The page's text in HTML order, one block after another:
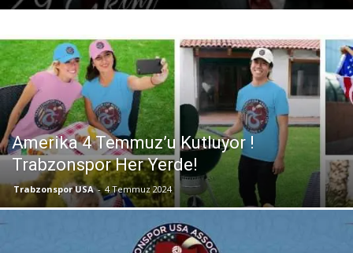
Amerika 4 Temmuz’u Kutluyor !
Trabzonspor Her Yerde!
Trabzonspor USA - 4 Temmuz 2024